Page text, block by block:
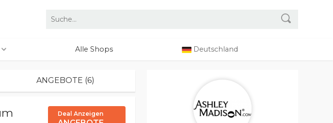
Alle Shops Deutschland
ANGEBOTE (6)
Deal Anzeigen